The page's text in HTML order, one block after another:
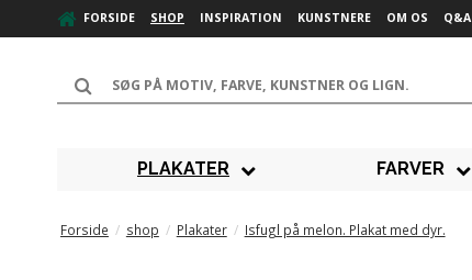
FORSIDE SHOP INSPIRATION KUNSTNERE OM OS Q&A
PLAKATER FARVER
Forside / shop / Plakater / Isfugl på melon. Plakat med dyr.